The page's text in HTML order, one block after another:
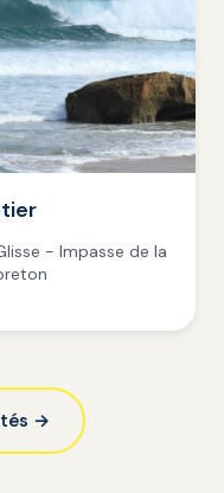
- Impasse de la
→